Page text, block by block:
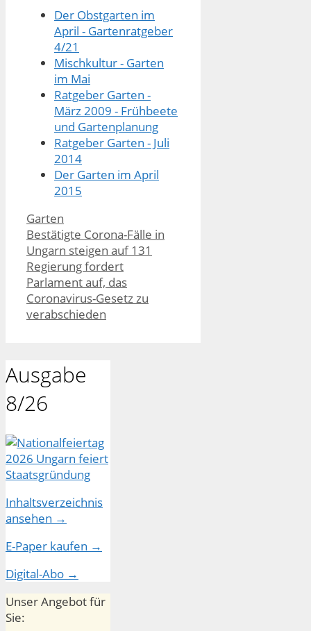
Der Obstgarten im
April - Gartenratgeber
4/21
Mischkultur - Garten
im Mai
Ratgeber Garten -
März 2009 - Frühbeete
und Gartenplanung
Ratgeber Garten - Juli
2014
Der Garten im April
2015
Kategorien
Garten
Bestätigte Corona-Fälle in
Ungarn steigen auf 131
Regierung fordert
Parlament auf, das
Coronavirus-Gesetz zu
verabschieden
Ausgabe
8/26
Inhaltsverzeichnis
ansehen →
E-Paper kaufen →
Digital-Abo →
Unser Angebot für
Sie: